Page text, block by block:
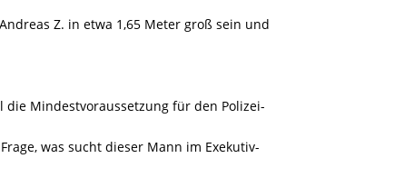
Z. in etwa 1,65 Meter groß sein und
Mindestvoraussetzung für den Polizei-
was sucht dieser Mann im Exekutiv-